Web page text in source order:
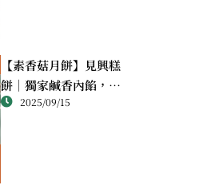
【素香菇月餅】見興糕
餅｜獨家鹹香內餡，顛
覆想像的幸福滋味
2025/09/15